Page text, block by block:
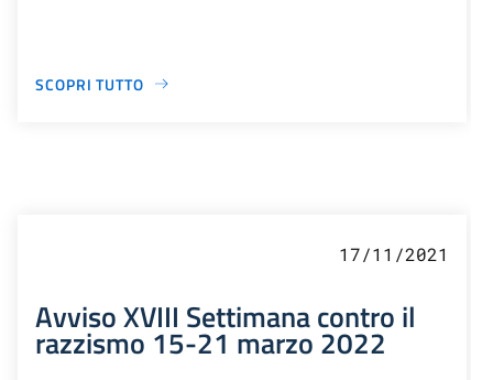
SCOPRI TUTTO
17/11/2021
Avviso XVIII Settimana contro il
razzismo 15-21 marzo 2022